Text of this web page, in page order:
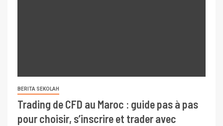
BERITA SEKOLAH
Trading de CFD au Maroc : guide pas à pas
pour choisir, s’inscrire et trader avec